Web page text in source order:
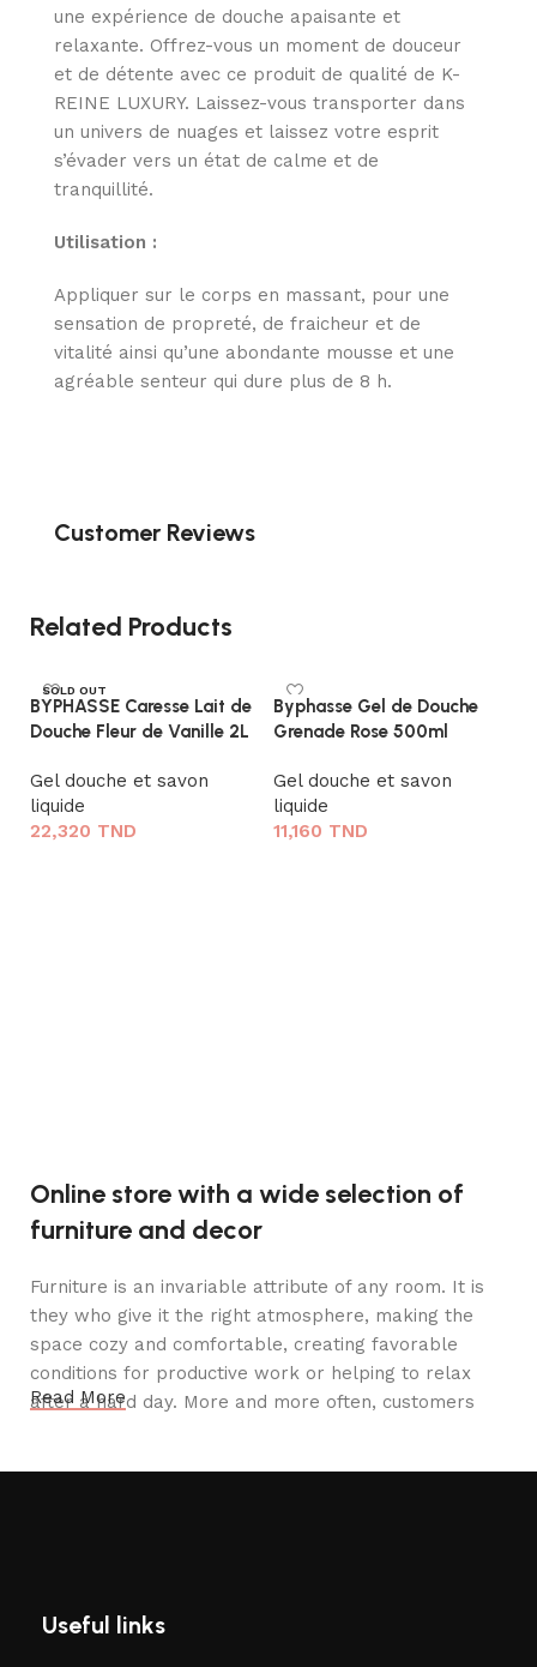
une expérience de douche apaisante et
relaxante. Offrez-vous un moment de douceur
et de détente avec ce produit de qualité de K-
REINE LUXURY. Laissez-vous transporter dans
un univers de nuages et laissez votre esprit
s’évader vers un état de calme et de
tranquillité.
Utilisation :
Appliquer sur le corps en massant, pour une
sensation de propreté, de fraicheur et de
vitalité ainsi qu’une abondante mousse et une
agréable senteur qui dure plus de 8 h.
Customer Reviews
Related Products
SOLD OUT
BYPHASSE Caresse Lait de
Douche Fleur de Vanille 2L
Gel douche et savon
liquide
22,320 TND
Byphasse Gel de Douche
Grenade Rose 500ml
Gel douche et savon
liquide
11,160 TND
Online store with a wide selection of
furniture and decor
Furniture is an invariable attribute of any room. It is
they who give it the right atmosphere, making the
space cozy and comfortable, creating favorable
conditions for productive work or helping to relax
after a hard day. More and more often, customers
Furniture production is a modern form
Read More
Useful links